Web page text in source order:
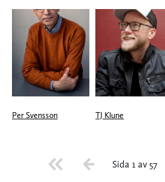
Per Svensson TJ Klune
Sida 1 av 57